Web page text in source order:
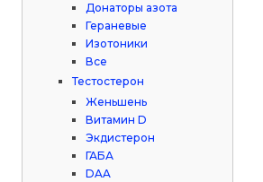
Донаторы азота
Гераневые
Изотоники
Все
Тестостерон
Женьшень
Витамин D
Экдистерон
ГАБА
DAA